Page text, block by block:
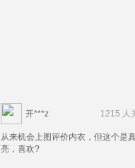
开***z 1215 人
从来机会上图评价内衣，但这个是
亮，喜欢?